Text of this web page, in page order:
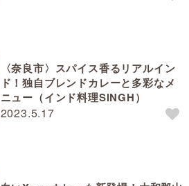
2023.5.17
〈奈良市〉スパイス香るリアルイン
ド！独自ブレンドカレーと多彩なメ
ニュー（インド料理SINGH）